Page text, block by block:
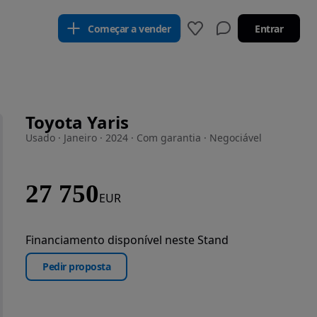
Começar a vender Entrar
Toyota Yaris
Usado · Janeiro · 2024 · Com garantia · Negociável
27 750EUR
Financiamento disponível neste Stand
Pedir proposta